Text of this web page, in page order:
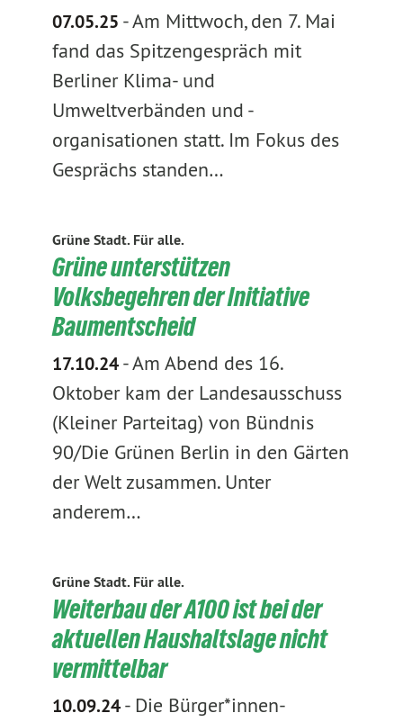
07.05.25 -Am Mittwoch, den 7. Mai
fand das Spitzengespräch mit
Berliner Klima- und
Umweltverbänden und -
organisationen statt. Im Fokus des
Gesprächs standen…
Grüne Stadt. Für alle.
Grüne unterstützen
Volksbegehren der Initiative
Baumentscheid
17.10.24-Am Abend des 16.
Oktober kam der Landesausschuss
(Kleiner Parteitag) von Bündnis
90/Die Grünen Berlin in den Gärten
der Welt zusammen. Unter
anderem…
Grüne Stadt. Für alle.
Weiterbau der A100 ist bei der
aktuellen Haushaltslage nicht
vermittelbar
10.09.24- Die Bürger*innen-